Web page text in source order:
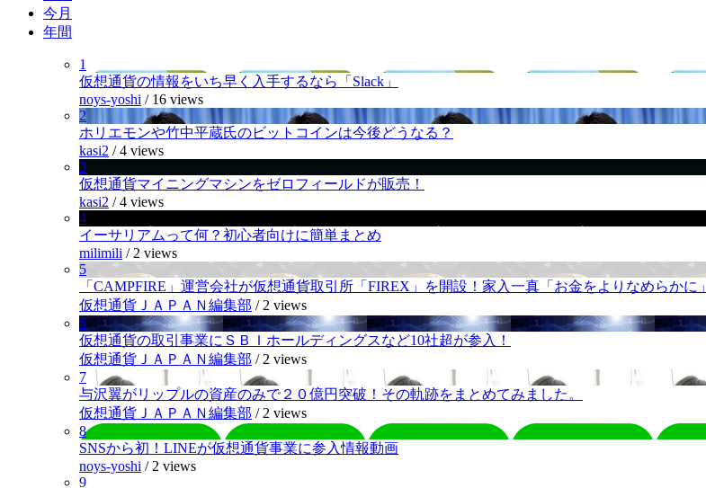
今月
年間
1
仮想通貨の情報をいち早く入手するなら「Slack」
noys-yoshi / 16 views
2
ホリエモンや竹中平蔵氏のビットコインは今後どうなる？
kasi2 /4 views
3
仮想通貨マイニングマシンをゼロフィールドが販売！
kasi2 /4 views
4
イーサリアムって何？初心者向けに簡単まとめ
milimili / 2 views
5
「CAMPFIRE」運営会社が仮想通貨取引所「FIREX」を開設！家入一真「お金をよりなめらかに」
仮想通貨ＪＡＰＡＮ編集部 / 2 views
6
仮想通貨の取引事業にＳＢＩホールディングスなど10社超が参入！
仮想通貨ＪＡＰＡＮ編集部 / 2 views
7
与沢翼がリップルの資産のみで２０億円突破！その軌跡をまとめてみました。
仮想通貨ＪＡＰＡＮ編集部 / 2 views
8
SNSから初！LINEが仮想通貨事業に参入情報動画
noys-yoshi / 2 views
9